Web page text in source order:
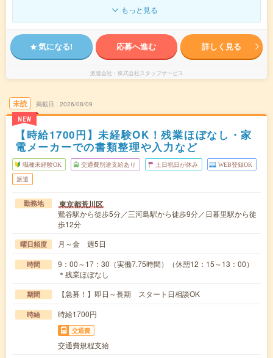
もっと見る
気になる! 応募へ進む 詳しく見る
派遣会社 株式会社スタッフサービス
未読
NEW
掲載日 2026/08/09
【時給1700円】未経験OK！残業ほぼなし・家
電メーカーでの書類整理や入力など
職種未経験OK 交通費別途支給あり 土日祝日が休み WEB登録OK
派遣
勤務地 東京都荒川区
鶯谷駅から徒歩5分／三河島駅から徒歩9分／日暮里駅から徒
歩12分
曜日頻度 月～金 週5日
時間
9：00～17：30（実働7.75時間）（休憩12：15～13：00）
＊残業ほぼなし
期間 【急募！】即日～長期 スタート日相談OK
時給 時給1700円
交通費
交通費規程支給